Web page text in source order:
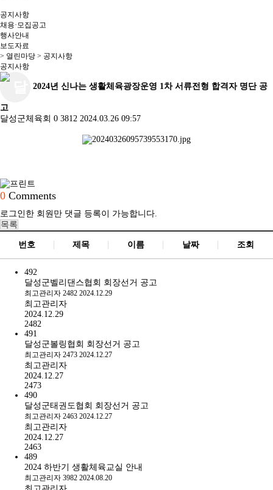
공지사항
채용·모집공고
행사안내
보도자료
> 열린마당 > 공지사항
공지사항
2024년 신나는 생활체육광장운영 1차 서류전형 합격자 명단 공
고
달성군체육회 0 3812 2024.03.26 09:57
0 Comments
로그인한 회원만 댓글 등록이 가능합니다.
목록
번호 제목 이름 날짜 조회
492
달성군벨리댄스협회 회장선거 공고
최고관리자 2482 2024.12.29
최고관리자
2024.12.29
2482
491
달성군볼링협회 회장선거 공고
최고관리자 2473 2024.12.27
최고관리자
2024.12.27
2473
490
달성군태권도협회 회장선거 공고
최고관리자 2463 2024.12.27
최고관리자
2024.12.27
2463
489
2024 하반기 생활체육교실 안내
최고관리자 3982 2024.08.20